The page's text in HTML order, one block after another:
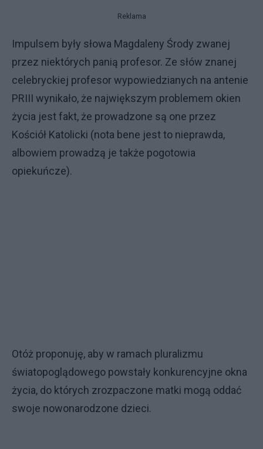
Reklama
Impulsem były słowa Magdaleny Środy zwanej
przez niektórych panią profesor. Ze słów znanej
celebryckiej profesor wypowiedzianych na antenie
PRIII wynikało, że największym problemem okien
życia jest fakt, że prowadzone są one przez
Kościół Katolicki (nota bene jest to nieprawda,
albowiem prowadzą je także pogotowia
opiekuńcze).
Otóż proponuję, aby w ramach pluralizmu
światopoglądowego powstały konkurencyjne okna
życia, do których zrozpaczone matki mogą oddać
swoje nowonarodzone dzieci.